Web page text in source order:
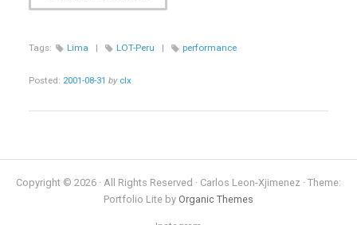
CALLING”
Tags: Lima | LOT-Peru | performance
Posted: 2001-08-31 by clx
Copyright © 2026 · All Rights Reserved · Carlos Leon-Xjimenez · Theme:
Portfolio Lite by Organic Themes